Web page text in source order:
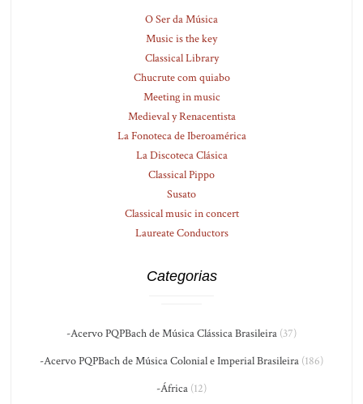
O Ser da Música
Music is the key
Classical Library
Chucrute com quiabo
Meeting in music
Medieval y Renacentista
La Fonoteca de Iberoamérica
La Discoteca Clásica
Classical Pippo
Susato
Classical music in concert
Laureate Conductors
Categorias
-Acervo PQPBach de Música Clássica Brasileira (37)
-Acervo PQPBach de Música Colonial e Imperial Brasileira (186)
-África (12)